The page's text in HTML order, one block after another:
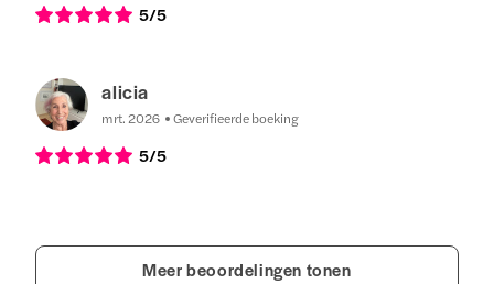
5/5
alicia
mrt. 2026 Geverifieerde boeking
5/5
Meer beoordelingen tonen